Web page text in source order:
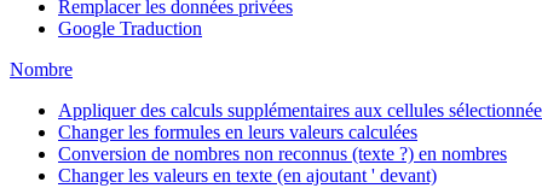
Remplacer les données privées
Google Traduction
Nombre
Appliquer des calculs supplémentaires aux cellules
Changer les formules en leurs valeurs calculées
Conversion de nombres non reconnus (texte ?) en nombres
Changer les valeurs en texte (en ajoutant ' devant)